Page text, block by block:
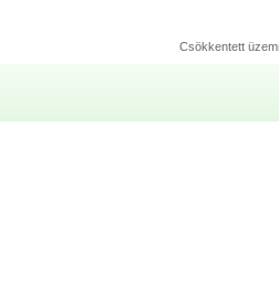
Csökkentett